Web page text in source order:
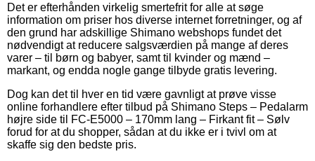
Det er efterhånden virkelig smertefrit for alle at søge
information om priser hos diverse internet forretninger, og af
den grund har adskillige Shimano webshops fundet det
nødvendigt at reducere salgsværdien på mange af deres
varer – til børn og babyer, samt til kvinder og mænd –
markant, og endda nogle gange tilbyde gratis levering.
Dog kan det til hver en tid være gavnligt at prøve visse
online forhandlere efter tilbud på Shimano Steps – Pedalarm
højre side til FC-E5000 – 170mm lang – Firkant fit – Sølv
forud for at du shopper, sådan at du ikke er i tvivl om at
skaffe sig den bedste pris.